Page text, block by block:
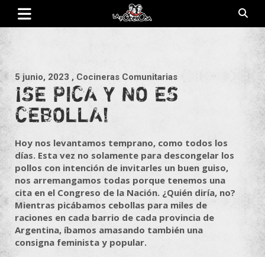
Saltar
contenido
5 junio, 2023 , Cocineras Comunitarias
¡SE PICA Y NO ES
CEBOLLA!
Hoy nos levantamos temprano, como todos los
días. Esta vez no solamente para descongelar los
pollos con intención de invitarles un buen guiso,
nos arremangamos todas porque tenemos una
cita en el Congreso de la Nación. ¿Quién diría, no?
Mientras picábamos cebollas para miles de
raciones en cada barrio de cada provincia de
Argentina, íbamos amasando también una
consigna feminista y popular.